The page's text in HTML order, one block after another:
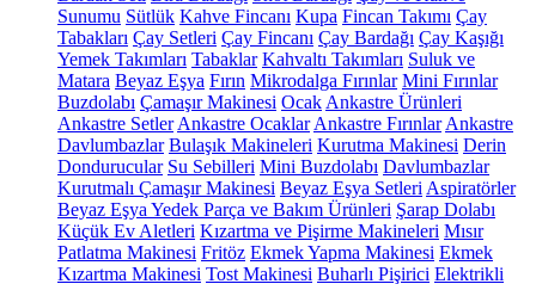
Sunumu Sütlük Kahve Fincanı Kupa Fincan Takımı Çay
Tabakları Çay Setleri Çay Fincanı Çay Bardağı Çay Kaşığı
Yemek Takımları Tabaklar Kahvaltı Takımları Suluk ve
Matara Beyaz Eşya Fırın Mikrodalga Fırınlar Mini Fırınlar
Buzdolabı Çamaşır Makinesi Ocak Ankastre Ürünleri
Ankastre Setler Ankastre Ocaklar Ankastre Fırınlar Ankastre
Davlumbazlar Bulaşık Makineleri Kurutma Makinesi Derin
Dondurucular Su Sebilleri Mini Buzdolabı Davlumbazlar
Kurutmalı Çamaşır Makinesi Beyaz Eşya Setleri Aspiratörler
Beyaz Eşya Yedek Parça ve Bakım Ürünleri Şarap Dolabı
Küçük Ev Aletleri Kızartma ve Pişirme Makineleri Mısır
Patlatma Makinesi Fritöz Ekmek Yapma Makinesi Ekmek
Kızartma Makinesi Tost Makinesi Buharlı Pişirici Elektrikli